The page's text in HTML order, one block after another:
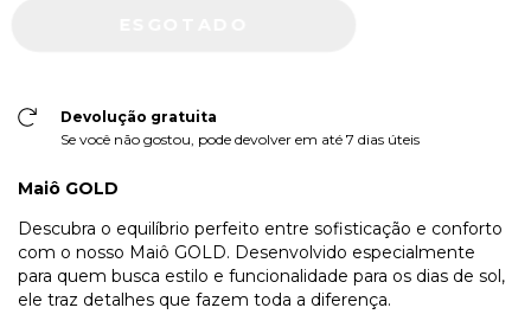
Devolução gratuita
Se você não gostou, pode devolver em até 7 dias úteis
Maiô GOLD
Descubra o equilíbrio perfeito entre sofisticação e conforto
com o nosso Maiô GOLD. Desenvolvido especialmente
para quem busca estilo e funcionalidade para os dias de sol,
ele traz detalhes que fazem toda a diferença.